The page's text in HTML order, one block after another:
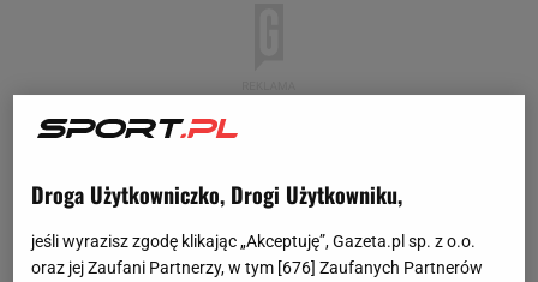
Droga Użytkowniczko, Drogi Użytkowniku,
jeśli wyrazisz zgodę klikając „Akceptuję”, Gazeta.pl sp. z o.o.
oraz jej Zaufani Partnerzy, w tym [676] Zaufanych Partnerów